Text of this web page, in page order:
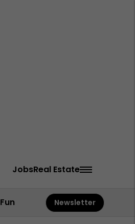
JobsReal Estate
Fun Newsletter